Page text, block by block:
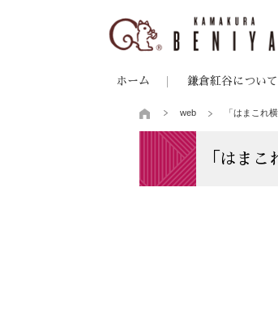
ホーム 鎌倉紅谷について
web 「はまこれ
「はま